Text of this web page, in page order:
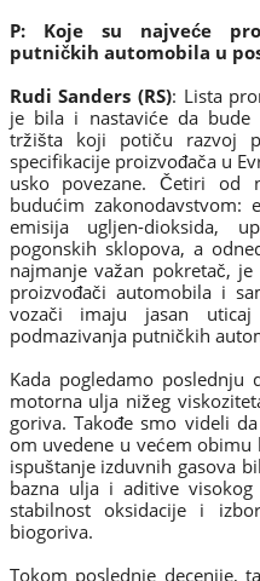
P: Koje su najveće
putničkih automobila u
Rudi Sanders (RS): Lista
je bila i nastaviće da bude
tržišta koji potiču razvoj
specifikacije proizvođača u
usko povezane. Četiri od
budućim zakonodavstvom:
emisija ugljen-dioksida,
pogonskih sklopova, a
najmanje važan pokretač,
proizvođači automobila i
vozači imaju jasan
podmazivanja putničkih
Kada pogledamo poslednju
motorna ulja nižeg
goriva. Takođe smo videli
om uvedene u većem
ispuštanje izduvnih gasova
bazna ulja i aditive
stabilnost oksidacije i
biogoriva.
Tokom poslednje decenije,